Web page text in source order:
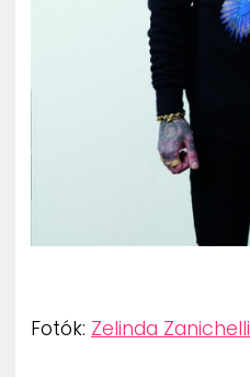
Fotók: Zelinda Zanichelli